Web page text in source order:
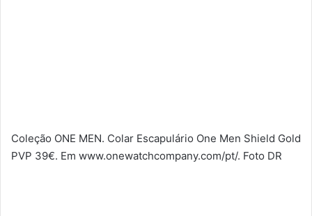
Coleção ONE MEN. Colar Escapulário One Men Shield Gold
PVP 39€. Em www.onewatchcompany.com/pt/. Foto DR